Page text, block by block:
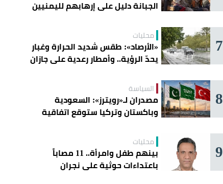
الجبانة دليل على إرهابهم لليمنيين
7 محليات
«الأرصاد»: طقس شديد الحرارة وغبار
يحدّ الرؤية.. وأمطار رعدية على جازان
8 السياسة
مصدران لـ«رويترز»: السعودية
وباكستان وتركيا ستوقع اتفاقية
9 محليات
بينهم طفل وامرأة.. 11 مصاباً
باعتداءات حوثية على نجران